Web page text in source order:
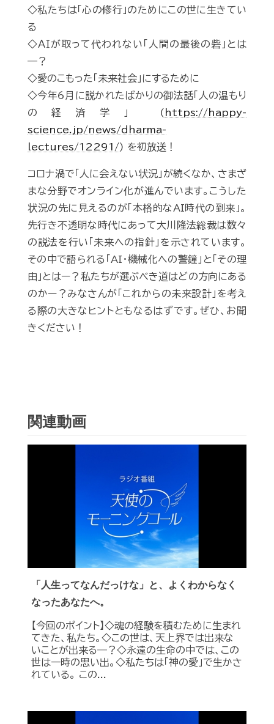
◇私たちは「心の修行」のためにこの世に生きてい
る
◇ＡＩが取って代われない「人間の最後の砦」とは
―？
◇愛のこもった「未来社会」にするために
◇今年6月に説かれたばかりの御法話「人の温もり
の経済学」 ( https://happy-
science.jp/news/dharma-
lectures/12291/) を初放送！
コロナ渦で「人に会えない状況」が続くなか、さまざ
まな分野でオンライン化が進んでいます。こうした
状況の先に見えるのが「本格的なAI時代の到来」。
先行き不透明な時代にあって大川隆法総裁は数々
の説法を行い「未来への指針」を示されています。
その中で語られる「AI・機械化への警鐘」と「その理
由」とはー？私たちが選ぶべき道はどの方向にある
のかー？みなさんが「これからの未来設計」を考え
る際の大きなヒントともなるはずです。ぜひ、お聞
きください！
関連動画
「人生ってなんだっけな」と、よくわからなく
なったあなたへ。
【今回のポイント】◇魂の経験を積むために生まれ
てきた、私たち。◇この世は、天上界では出来な
いことが出来る―？◇永遠の生命の中では、この
世は一時の思い出。◇私たちは「神の愛」で生かさ
れている。 この...